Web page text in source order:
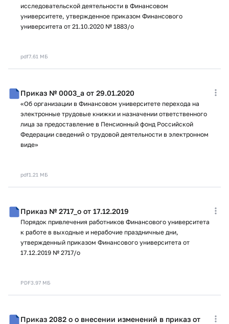
исследовательской деятельности в Финансовом
университете, утвержденное приказом Финансового
университета от 21.10.2020 № 1883/о
pdf7.61 МБ
Приказ № 0003_а от 29.01.2020
«Об организации в Финансовом университете перехода на
электронные трудовые книжки и назначении ответственного
лица за предоставление в Пенсионный фонд Российской
Федерации сведений о трудовой деятельности в электронном
виде»
pdf1.21 МБ
Приказ № 2717_о от 17.12.2019
Порядок привлечения работников Финансового университета
к работе в выходные и нерабочие праздничные дни,
утвержденный приказом Финансового университета от
17.12.2019 № 2717/о
PDF3.97 МБ
Приказ 2082 о о внесении изменений в приказ от